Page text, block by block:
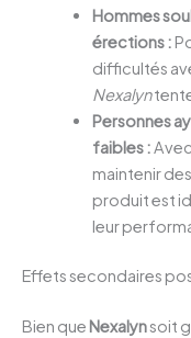
Hommes
érections :
difficultés
Nexalyn
Personnes
faibles :
maintenir
produit est
leur
Effets secondaires
Bien que Nexalynsoit